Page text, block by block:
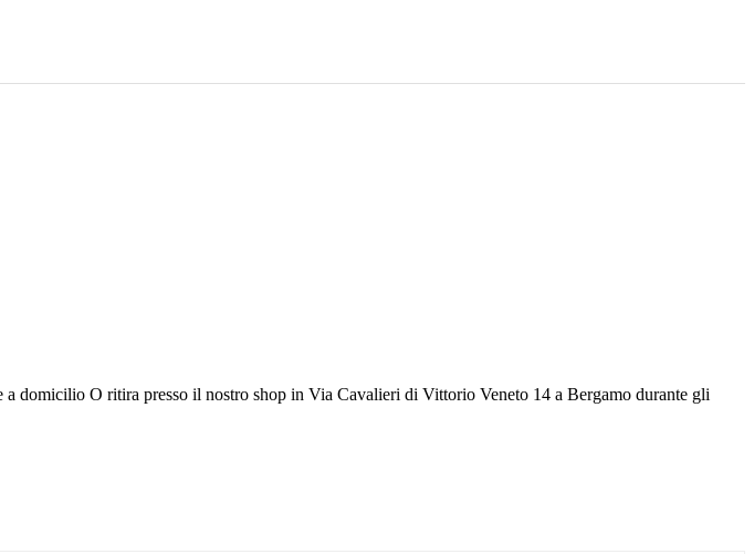
O ritira presso il nostro shop in Via Cavalieri di Vittorio Veneto 14 a Bergamo durante gli